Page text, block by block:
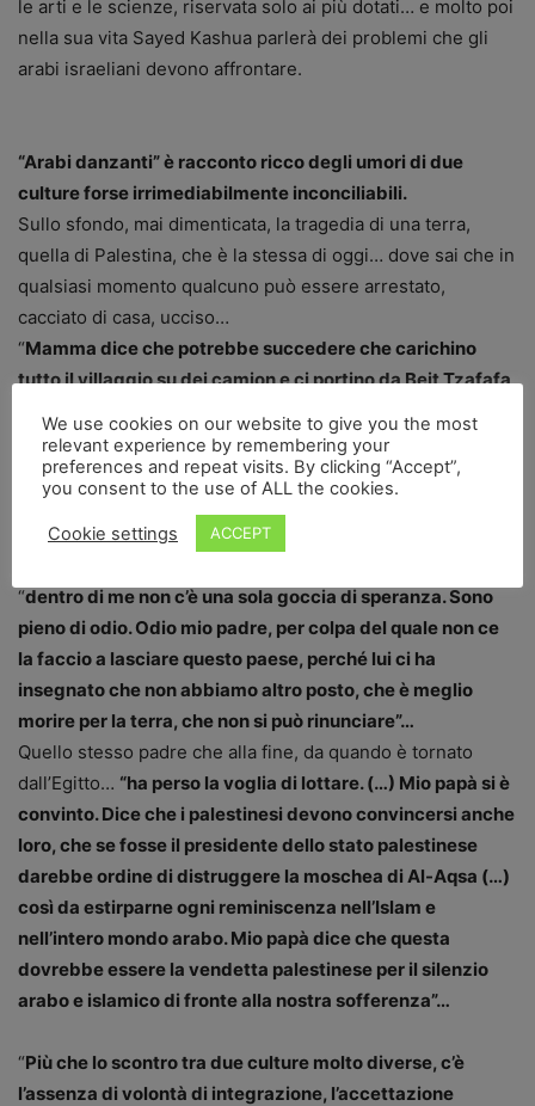
le arti e le scienze, riservata solo ai più dotati… e molto poi
nella sua vita Sayed Kashua parlerà dei problemi che gli
arabi israeliani devono affrontare.
“Arabi danzanti” è racconto ricco degli umori di due
culture forse irrimediabilmente inconciliabili.
Sullo sfondo, mai dimenticata, la tragedia di una terra,
quella di Palestina, che è la stessa di oggi… dove sai che in
qualsiasi momento qualcuno può essere arrestato,
cacciato di casa, ucciso…
“Mamma dice che potrebbe succedere che carichino
tutto il villaggio su dei camion e ci portino da Beit Tzafafa
Libano. Mamma dice che in quel caso dovremmo almeno
cercare di far caricare tutta la famiglia sullo stesso
camion”…
“dentro di me non c’è una sola goccia di speranza. Sono
pieno di odio. Odio mio padre, per colpa del quale non ce
la faccio a lasciare questo paese, perché lui ci ha
insegnato che non abbiamo altro posto, che è meglio
morire per la terra, che non si può rinunciare”…
Quello stesso padre che alla fine, da quando è tornato
dall’Egitto… “ha perso la voglia di lottare. (…) Mio papà si è
convinto. Dice che i palestinesi devono convincersi anche
loro, che se fosse il presidente dello stato palestinese
darebbe ordine di distruggere la moschea di Al-Aqsa (…)
così da estirparne ogni reminiscenza nell’Islam e
nell’intero mondo arabo. Mio papà dice che questa
dovrebbe essere la vendetta palestinese per il silenzio
arabo e islamico di fronte alla nostra sofferenza”…
“Più che lo scontro tra due culture molto diverse, c’è
l’assenza di volontà di integrazione, l’accettazione
We use cookies on our website to give you the most
relevant experience by remembering your
preferences and repeat visits. By clicking “Accept”,
you consent to the use of ALL the cookies.
Cookie settings ACCEPT